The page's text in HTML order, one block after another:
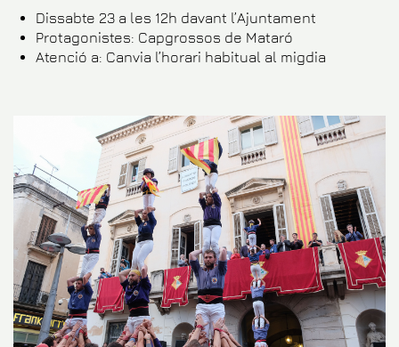
Dissabte 23 a les 12h davant l’Ajuntament
Protagonistes: Capgrossos de Mataró
Atenció a: Canvia l’horari habitual al migdia